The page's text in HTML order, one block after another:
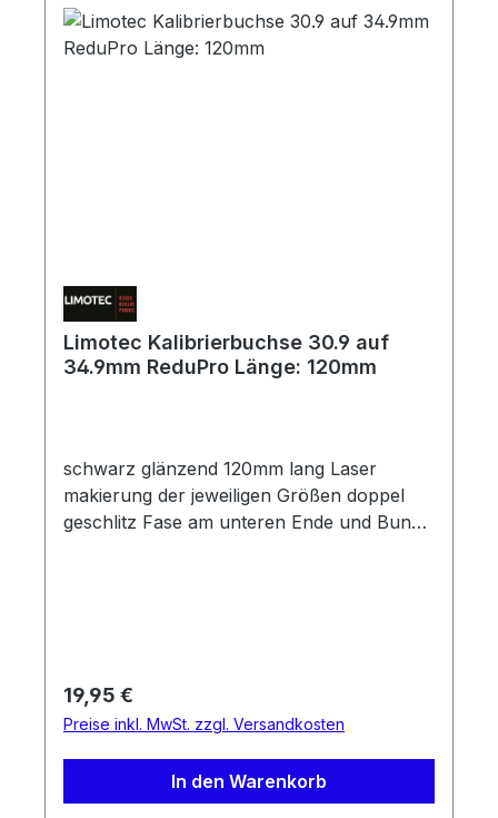
Limotec Kalibrierbuchse 30.9 auf
34.9mm ReduPro Länge: 120mm
schwarz glänzend 120mm lang Laser
makierung der jeweiligen Größen doppel
geschlitz Fase am unteren Ende und Bund
Regulärer Preis:
19,95 €
Preise inkl. MwSt. zzgl. Versandkosten
In den Warenkorb